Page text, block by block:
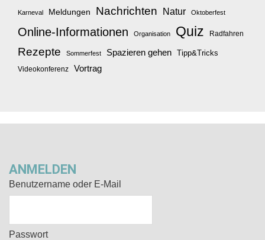
Karneval Meldungen Nachrichten Natur Oktoberfest
Online-Informationen Organisation Quiz Radfahren
Rezepte Sommerfest Spazieren gehen Tipp&Tricks
Videokonferenz Vortrag
ANMELDEN
Benutzername oder E-Mail
Passwort